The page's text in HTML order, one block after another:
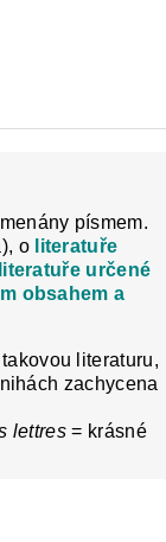
písmem.
o literatuře
literatuře určené
obsahem a
literaturu,
zachycena
lettres = krásné